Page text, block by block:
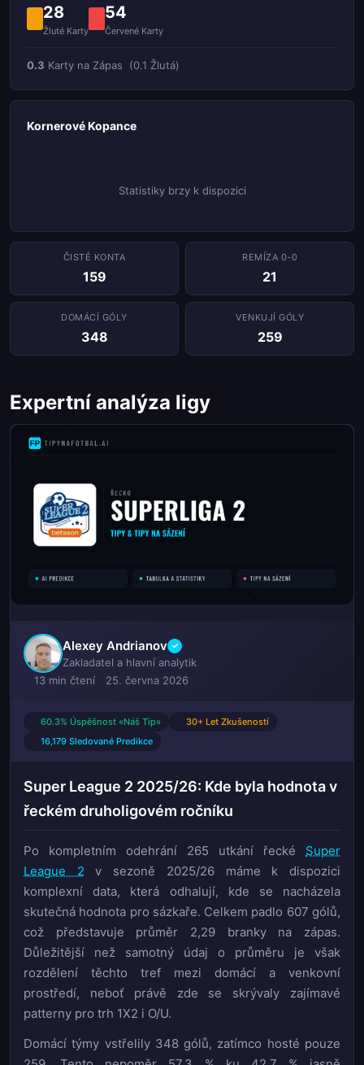
28
Žluté Karty
54
Červené Karty
0.3 Karty na Zápas (0.1 Žlutá)
Kornerové Kopance
Statistiky brzy k dispozici
ČISTÉ KONTA
159
REMÍZA 0-0
21
DOMÁCÍ GÓLY
348
VENKUJÍ GÓLY
259
Expertní analýza ligy
Alexey Andrianov ✓
Zakladatel a hlavní analytik
13 min čtení
25. června 2026
60.3% Úspěšnost «Náš Tip»
30+ Let Zkušeností
16,179 Sledované Predikce
Super League 2 2025/26: Kde byla hodnota v
řeckém druholigovém ročníku
Po kompletním odehrání 265 utkání řecké Super
League 2 v sezoně 2025/26 máme k dispozici
komplexní data, která odhalují, kde se nacházela
skutečná hodnota pro sázkaře. Celkem padlo 607 gólů,
což představuje průměr 2,29 branky na zápas.
Důležitější než samotný údaj o průměru je však
rozdělení těchto tref mezi domácí a venkovní
prostředí, neboť právě zde se skrývaly zajímavé
patterny pro trh 1X2 i O/U.
Domácí týmy vstřelily 348 gólů, zatímco hosté pouze